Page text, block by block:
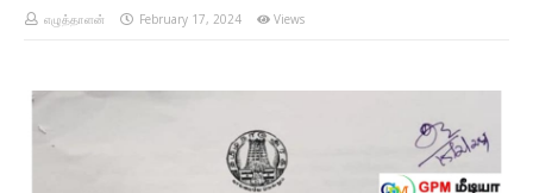
எழுத்தாளன் February 17, 2024 Views